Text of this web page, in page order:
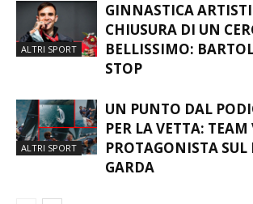
ALTRI SPORT
GINNASTICA
CHIUSURA DI UN
BELLISSIMO:
STOP
ALTRI SPORT
UN PUNTO DAL
PER LA VETTA: TEAM
PROTAGONISTA SUL
GARDA